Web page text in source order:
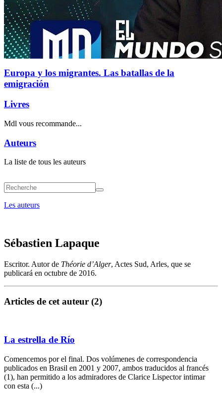
Europa y los migrantes. Las batallas de la
emigración
Livres
Mdl vous recommande...
Auteurs
La liste de tous les auteurs
Les auteurs
Sébastien Lapaque
Escritor. Autor de Théorie d’Alger, Actes Sud, Arles, que se
publicará en octubre de 2016.
Articles de cet auteur (2)
La estrella de Río
Comencemos por el final. Dos volúmenes de correspondencia
publicados en Brasil en 2001 y 2007, ambos traducidos al francés
(1), han permitido a los admiradores de Clarice Lispector intimar
con esta (...)